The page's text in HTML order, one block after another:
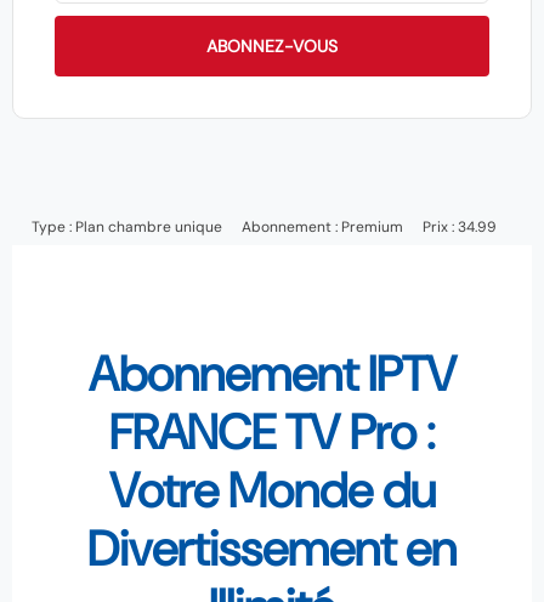
ABONNEZ-VOUS
Type : Plan chambre unique Abonnement : Premium Prix : 34.99
Abonnement IPTV
FRANCE TV Pro :
Votre Monde du
Divertissement en